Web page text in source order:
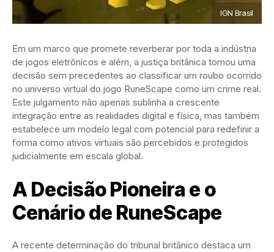
IGN Brasil
Em um marco que promete reverberar por toda a indústria
de jogos eletrônicos e além, a justiça britânica tomou uma
decisão sem precedentes ao classificar um roubo ocorrido
no universo virtual do jogo RuneScape como um crime real.
Este julgamento não apenas sublinha a crescente
integração entre as realidades digital e física, mas também
estabelece um modelo legal com potencial para redefinir a
forma como ativos virtuais são percebidos e protegidos
judicialmente em escala global.
A Decisão Pioneira e o
Cenário de RuneScape
A recente determinação do tribunal britânico destaca um